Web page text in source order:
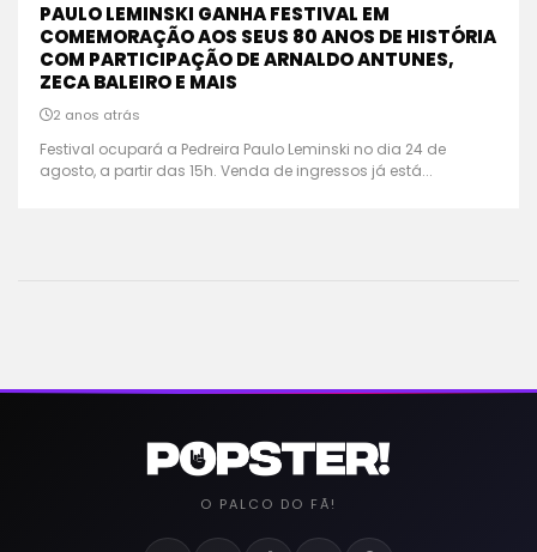
PAULO LEMINSKI GANHA FESTIVAL EM
COMEMORAÇÃO AOS SEUS 80 ANOS DE HISTÓRIA
COM PARTICIPAÇÃO DE ARNALDO ANTUNES,
ZECA BALEIRO E MAIS
2 anos atrás
Festival ocupará a Pedreira Paulo Leminski no dia 24 de
agosto, a partir das 15h. Venda de ingressos já está...
O PALCO DO FÃ!